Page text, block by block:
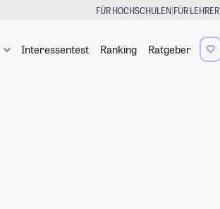
FÜR HOCHSCHULEN|FÜR LEHRER
Interessentest Ranking Ratgeber